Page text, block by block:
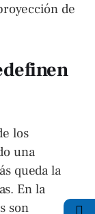
de
los
una
queda la
En la
son